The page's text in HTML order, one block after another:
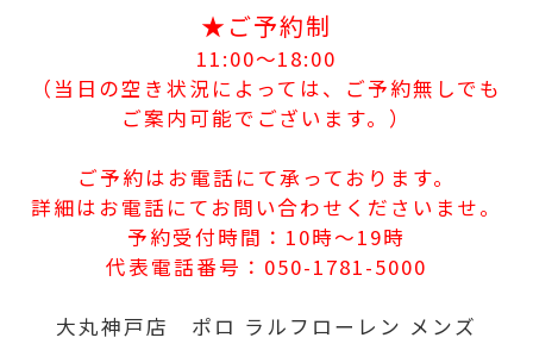
★ご予約制
11:00〜18:00
（当日の空き状況によっては、ご予約無しでも
ご案内可能でございます。）
ご予約はお電話にて承っております。
詳細はお電話にてお問い合わせくださいませ。
予約受付時間：10時〜19時
代表電話番号：050-1781-5000
大丸神戸店 ポロ ラルフローレン メンズ